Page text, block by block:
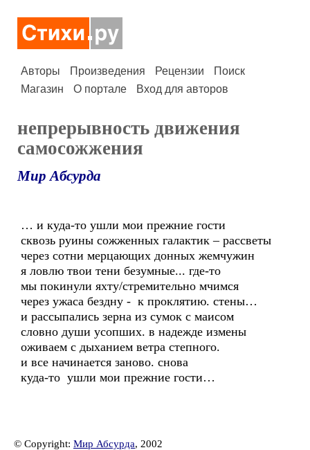
Авторы Произведения Рецензии
Поиск
Магазин
О портале Вход для авторов
непрерывность движения
самосожжения
Мир Абсурда
… и куда-то ушли мои прежние гости
сквозь руины сожженных галактик – рассветы
через сотни мерцающих донных жемчужин
я ловлю твои тени безумные... где-то
мы покинули яхту/стремительно мчимся
через ужаса бездну - к проклятию. стены…
и рассыпались зерна из сумок с маисом
словно души усопших. в надежде измены
оживаем с дыханием ветра степного.
и все начинается заново. снова
куда-то ушли мои прежние гости…
© Copyright: Мир Абсурда, 2002